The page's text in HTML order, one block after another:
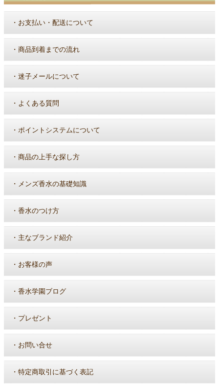
・ お支払い・配送について
・ 商品到着までの流れ
・ 迷子メールについて
・ よくある質問
・ ポイントシステムについて
・ 商品の上手な探し方
・ メンズ香水の基礎知識
・ 香水のつけ方
・ 主なブランド紹介
・ お客様の声
・ 香水学園ブログ
・ プレゼント
・ お問い合せ
・ 特定商取引に基づく表記